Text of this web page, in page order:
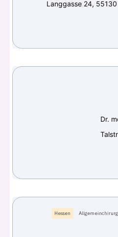
Don't
Langgasse 24,
Dr.
Hessen